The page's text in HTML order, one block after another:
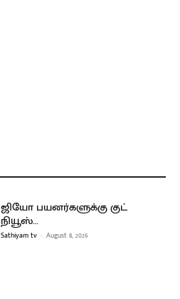
ஜியோ பயனர்களுக்கு குட்
நியூஸ்…
Sathiyam tv - August 8, 2026